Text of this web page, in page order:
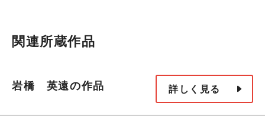
関連所蔵作品
岩橋 英遠の作品 詳しく見る